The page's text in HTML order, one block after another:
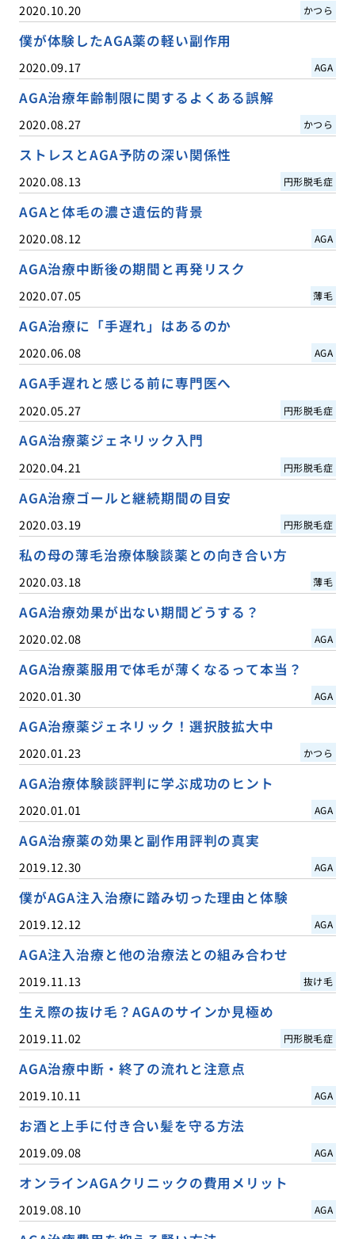
2020.10.20 かつら
僕が体験したAGA薬の軽い副作用
2020.09.17 AGA
AGA治療年齢制限に関するよくある誤解
2020.08.27 かつら
ストレスとAGA予防の深い関係性
2020.08.13 円形脱毛症
AGAと体毛の濃さ遺伝的背景
2020.08.12 AGA
AGA治療中断後の期間と再発リスク
2020.07.05 薄毛
AGA治療に「手遅れ」はあるのか
2020.06.08 AGA
AGA手遅れと感じる前に専門医へ
2020.05.27 円形脱毛症
AGA治療薬ジェネリック入門
2020.04.21 円形脱毛症
AGA治療ゴールと継続期間の目安
2020.03.19 円形脱毛症
私の母の薄毛治療体験談薬との向き合い方
2020.03.18 薄毛
AGA治療効果が出ない期間どうする？
2020.02.08 AGA
AGA治療薬服用で体毛が薄くなるって本当？
2020.01.30 AGA
AGA治療薬ジェネリック！選択肢拡大中
2020.01.23 かつら
AGA治療体験談評判に学ぶ成功のヒント
2020.01.01 AGA
AGA治療薬の効果と副作用評判の真実
2019.12.30 AGA
僕がAGA注入治療に踏み切った理由と体験
2019.12.12 AGA
AGA注入治療と他の治療法との組み合わせ
2019.11.13 抜け毛
生え際の抜け毛？AGAのサインか見極め
2019.11.02 円形脱毛症
AGA治療中断・終了の流れと注意点
2019.10.11 AGA
お酒と上手に付き合い髪を守る方法
2019.09.08 AGA
オンラインAGAクリニックの費用メリット
2019.08.10 AGA